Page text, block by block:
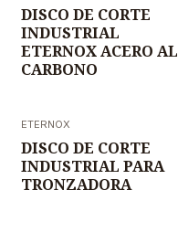
DISCO DE CORTE
INDUSTRIAL
ETERNOX ACERO AL
CARBONO
ETERNOX
DISCO DE CORTE
INDUSTRIAL PARA
TRONZADORA